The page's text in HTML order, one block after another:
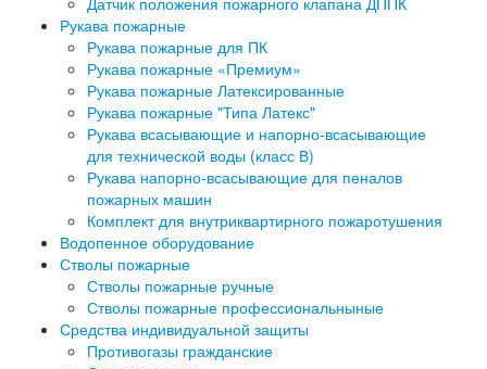
Рукава пожарные
Рукава пожарные для ПК
Рукава пожарные «Премиум»
Рукава пожарные Латексированные
Рукава пожарные "Типа Латекс"
Рукава всасывающие и напорно-всасывающие
для технической воды (класс В)
Рукава напорно-всасывающие для пеналов
пожарных машин
Комплект для внутриквартирного пожаротушения
Водопенное оборудование
Стволы пожарные
Стволы пожарные ручные
Стволы пожарные профессиональныные
Средства индивидуальной защиты
Противогазы гражданские